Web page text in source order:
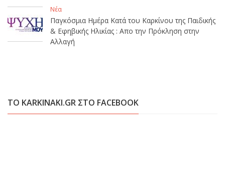
Νέα
Παγκόσμια Ημέρα Κατά του Καρκίνου της Παιδικής
& Εφηβικής Ηλικίας : Απο την Πρόκληση στην
Αλλαγή
ΤΟ KARKINAKI.GR ΣΤΟ FACEBOOK